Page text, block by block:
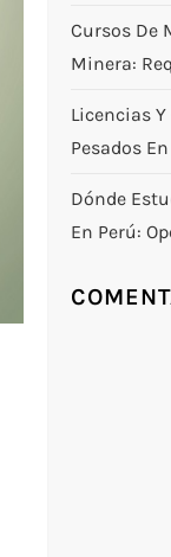
Cursos De
Minera:
Licencias
Pesados
Dónde
En Perú: